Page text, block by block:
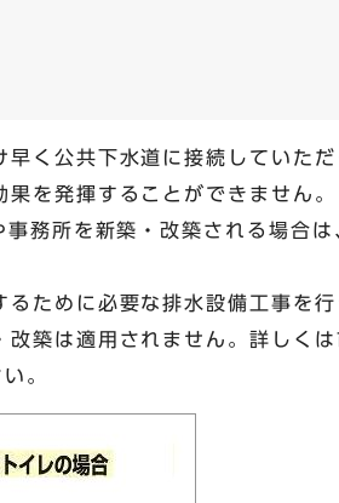
く公共下水道に接続していた
を発揮することができません。
務所を新築・改築される場合
ために必要な排水設備工事を行
築は適用されません。詳しく
。